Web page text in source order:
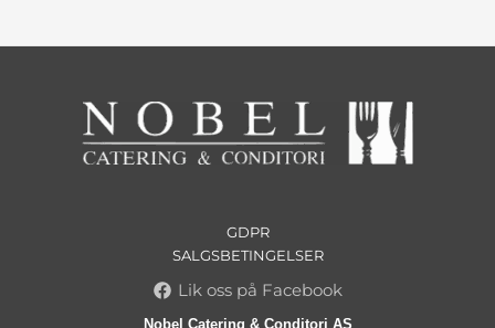
GDPR
SALGSBETINGELSER
Lik oss på Facebook
Nobel Catering & Conditori AS